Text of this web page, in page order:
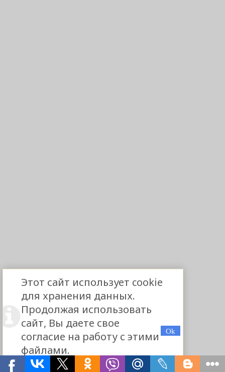
Этот сайт использует cookie
для хранения данных.
Продолжая использовать
сайт, Вы даете свое
согласие на работу с этими
файлами.